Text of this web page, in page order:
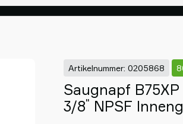
Artikelnummer: 0205868
Saugnapf
3/8" NPSF